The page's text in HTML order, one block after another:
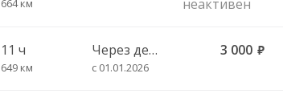
664 км
неактивен
11 ч
649 км
Через день
с 01.01.2026
3 000 руб.